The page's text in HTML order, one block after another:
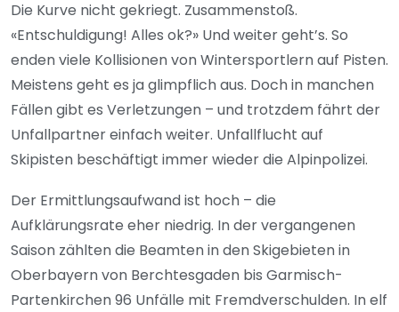
Die Kurve nicht gekriegt. Zusammenstoß.
«Entschuldigung! Alles ok?» Und weiter geht’s. So
enden viele Kollisionen von Wintersportlern auf Pisten.
Meistens geht es ja glimpflich aus. Doch in manchen
Fällen gibt es Verletzungen – und trotzdem fährt der
Unfallpartner einfach weiter. Unfallflucht auf
Skipisten beschäftigt immer wieder die Alpinpolizei.
Der Ermittlungsaufwand ist hoch – die
Aufklärungsrate eher niedrig. In der vergangenen
Saison zählten die Beamten in den Skigebieten in
Oberbayern von Berchtesgaden bis Garmisch-
Partenkirchen 96 Unfälle mit Fremdverschulden. In elf